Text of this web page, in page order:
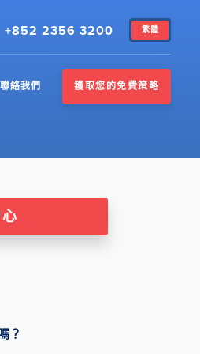
+852 2356 3200 繁體
聯絡我們 獲取您的免費策略
？